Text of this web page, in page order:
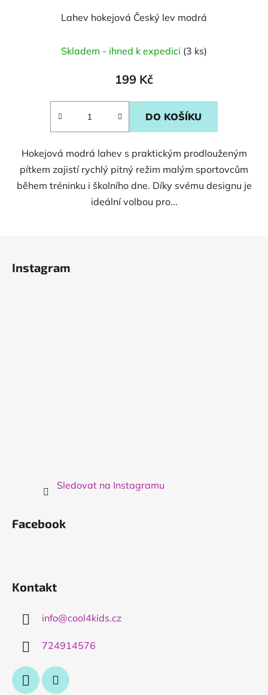
Lahev hokejová Český lev modrá
Skladem - ihned k expedici (3 ks)
199 Kč
DO KOŠÍKU
Hokejová modrá lahev s praktickým prodlouženým
pítkem zajistí rychlý pitný režim malým sportovcům
během tréninku i školního dne. Díky svému designu je
ideální volbou pro...
Instagram
Sledovat na Instagramu
Facebook
Kontakt
info@cool4kids.cz
724914576